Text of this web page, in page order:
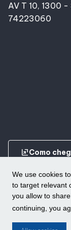
We use cookies
to target relevant
you allow to share
continuing, you
AV T 10, 1300
74223060
ungroupComo